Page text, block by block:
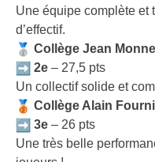
Une équipe complète et
d’effectif.
Collège Jean
2e – 27,5 pts
Un collectif solide et
Collège Alain
3e – 26 pts
Une très belle